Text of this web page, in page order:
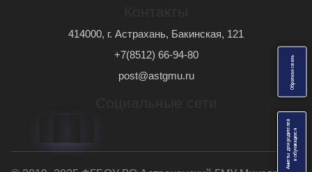
О
б
р
а
т
н
а
я
с
в
я
з
ь
Анкеты для родителей иобучающихс
я
414000, г. Астрахань, Бакинская, 121
+7(8512) 66-94-80
post@astgmu.ru